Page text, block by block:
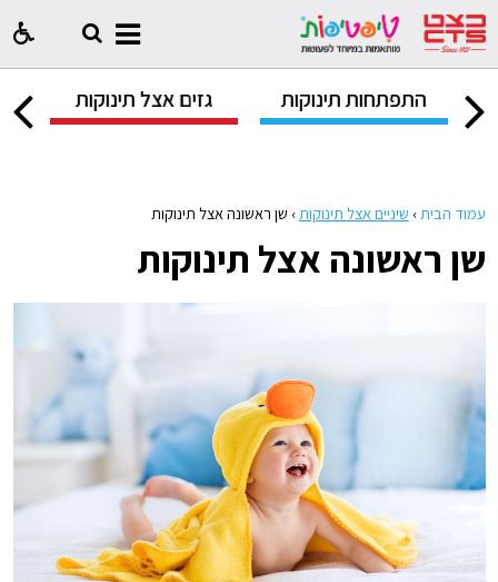
התפתחות תינוקות גזים אצל תינוקות
עמוד הבית› שיניים אצל תינוקות› שן ראשונה אצל תינוקות
שן ראשונה אצל תינוקות